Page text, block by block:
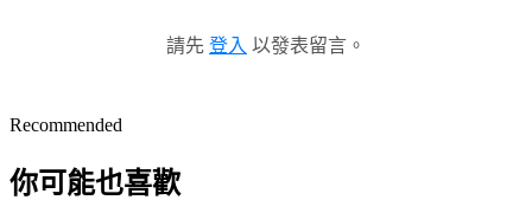
請先 登入 以發表留言。
Recommended
你可能也喜歡